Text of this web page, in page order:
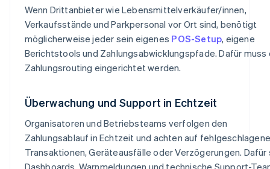
Wenn Drittanbieter wie Lebensmittelverkäufer/innen,
Verkaufsstände und Parkpersonal vor Ort sind, benötigt
möglicherweise jeder sein eigenes POS-Setup, eigene
Berichtstools und Zahlungsabwicklungspfade. Dafür muss
Zahlungsrouting eingerichtet werden.
Überwachung und Support in Echtzeit
Organisatoren und Betriebsteams verfolgen den
Zahlungsablauf in Echtzeit und achten auf fehlgeschlagene
Transaktionen, Geräteausfälle oder Verzögerungen. Dafür
Dashboards, Warnmeldungen und technische Support-